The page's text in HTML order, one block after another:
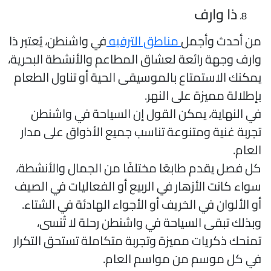
ذا وارف
أحدث وأجملمناطق الترفيهفي واشنطن، يُعتبر ذا
وجهة رائعة لعشاق المطاعم والأنشطة البحرية،
الاستمتاع بالموسيقى الحية أو تناول الطعام
مميزة على النهر.
النهاية، يمكن القول إن السياحة في واشنطن
غنية ومتنوعة تناسب جميع الأذواق على مدار
فصل يقدم طابعًا مختلفًا من الجمال والأنشطة،
كانت الأزهار في الربيع أو الفعاليات في الصيف
الألوان في الخريف أو الأجواء الهادئة في الشتاء.
تبقى السياحة في واشنطن رحلة لا تُنسى،
ذكريات مميزة وتجربة متكاملة تستحق التكرار
كل موسم من مواسم العام.